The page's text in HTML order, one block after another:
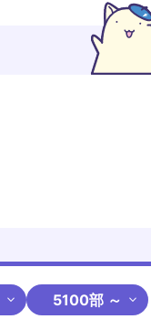
5100部 ～